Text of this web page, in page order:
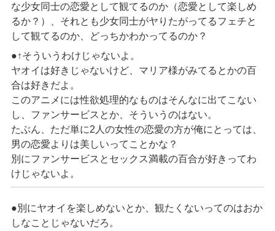
な少女同士の恋愛として観てるのか（恋愛として楽しめ
るか？）、それとも少女同士がヤりたがってるフェチと
して観てるのか、どっちかわかってるのか？
●↑そういうわけじゃないよ。
ヤオイは好きじゃないけど、マリア様がみてるとかの百
合は好きだよ。
このアニメには性欲処理的なものはそんなに出てこない
し、ファンサービスとか、そういうのはない。
たぶん、ただ単に2人の女性の恋愛の方が俺にとっては、
男の恋愛よりは美しいってことかな？
別にファンサービスとセックス満載の百合が好きってわ
けじゃないよ。
●別にヤオイを楽しめないとか、観たくないってのはおか
しなことじゃないだろ。